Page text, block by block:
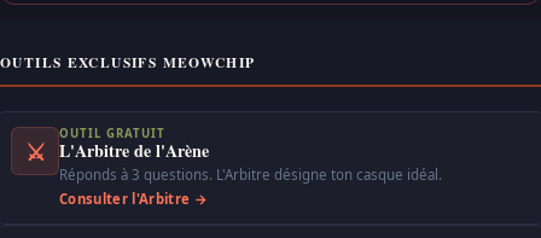
OUTILS EXCLUSIFS MEOWCHIP
⚔
OUTIL GRATUIT
L'Arbitre de l'Arène
Réponds à 3 questions. L'Arbitre désigne ton casque idéal.
Consulter l'Arbitre →